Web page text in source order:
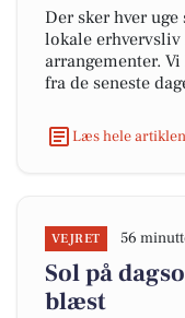
Der sker hver
lokale
arrangementer.
fra de seneste
Læs hele
VEJRET 56
Sol på
blæst